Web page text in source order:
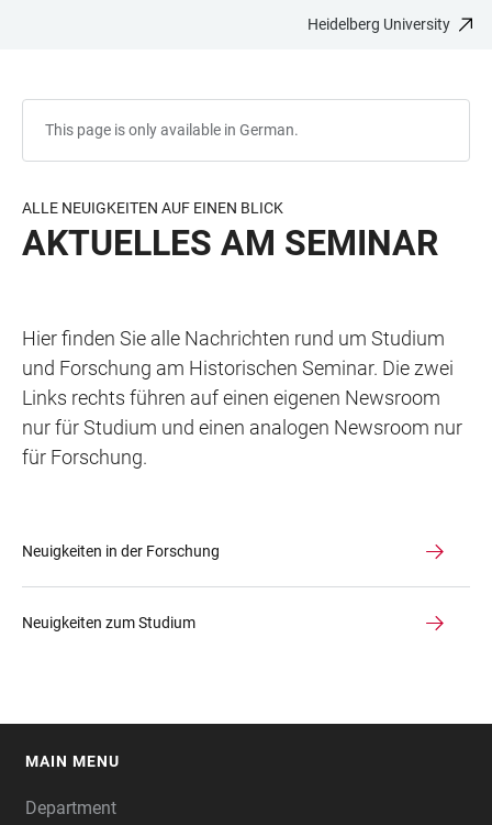
Heidelberg University
This page is only available in German.
ALLE NEUIGKEITEN AUF EINEN BLICK
AKTUELLES AM SEMINAR
Hier finden Sie alle Nachrichten rund um Studium
und Forschung am Historischen Seminar. Die zwei
Links rechts führen auf einen eigenen Newsroom
nur für Studium und einen analogen Newsroom nur
für Forschung.
Neuigkeiten in der Forschung
Neuigkeiten zum Studium
MAIN MENU
Department